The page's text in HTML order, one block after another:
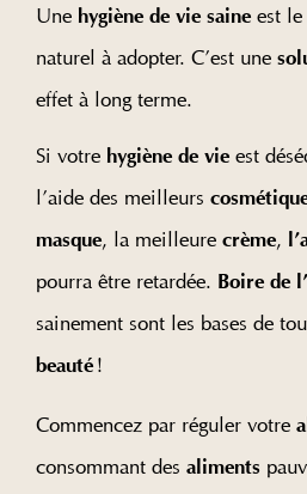
Une hygiène de vie saine est
naturel à adopter. C’est une
effet à long terme.
Si votre hygiène de vie est
l’aide des meilleurs
masque, la meilleure crème,
pourra être retardée. Boire de
sainement sont les bases de
beauté !
Commencez par réguler votre
consommant des aliments